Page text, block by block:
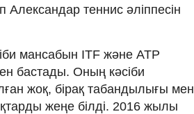
Александар теннис әліппесін
мансабын ITF және ATP
бастады. Оның кәсіби
жоқ, бірақ табандылығы мен
жеңе білді. 2016 жылы